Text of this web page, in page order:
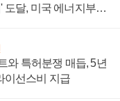
도달, 미국 에너지부
와 특허분쟁 매듭, 5년
이선스비 지급